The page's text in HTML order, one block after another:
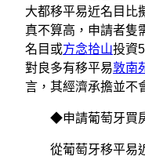
大都移平易近名目比
真不算高，申請者隻
名目或方念拾山投資
對良多有移平易敦南
言，其經濟承擔並不
◆申請葡萄牙買房
從葡萄牙移平易近